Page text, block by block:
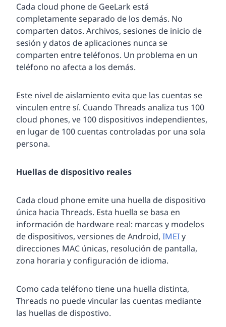
Cada cloud phone de GeeLark está
completamente separado de los demás. No
comparten datos. Archivos, sesiones de inicio de
sesión y datos de aplicaciones nunca se
comparten entre teléfonos. Un problema en un
teléfono no afecta a los demás.
Este nivel de aislamiento evita que las cuentas se
vinculen entre sí. Cuando Threads analiza tus 100
cloud phones, ve 100 dispositivos independientes,
en lugar de 100 cuentas controladas por una sola
persona.
Huellas de dispositivo reales
Cada cloud phone emite una huella de dispositivo
única hacia Threads. Esta huella se basa en
información de hardware real: marcas y modelos
de dispositivos, versiones de Android, IMEIy
direcciones MAC únicas, resolución de pantalla,
zona horaria y configuración de idioma.
Como cada teléfono tiene una huella distinta,
Threads no puede vincular las cuentas mediante
las huellas de dispostivo.